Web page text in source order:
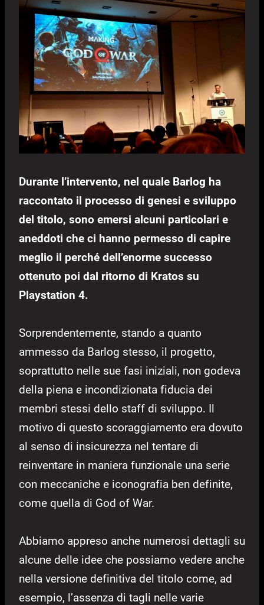
Durante l’intervento, nel quale Barlog ha
raccontato il processo di genesi e sviluppo
del titolo, sono emersi alcuni particolari e
aneddoti che ci hanno permesso di capire
meglio il perché dell’enorme successo
ottenuto poi dal ritorno di Kratos su
Playstation 4.
Sorprendentemente, stando a quanto
ammesso da Barlog stesso, il progetto,
soprattutto nelle sue fasi iniziali, non godeva
della piena e incondizionata fiducia dei
membri stessi dello staff di sviluppo. Il
motivo di questo scoraggiamento era dovuto
al senso di insicurezza nel tentare di
reinventare in maniera funzionale una serie
con meccaniche e iconografia ben definite,
come quella di God of War.
Abbiamo appreso anche numerosi dettagli su
alcune delle idee che possiamo vedere anche
nella versione definitiva del titolo come, ad
esempio, l’assenza di tagli nelle varie